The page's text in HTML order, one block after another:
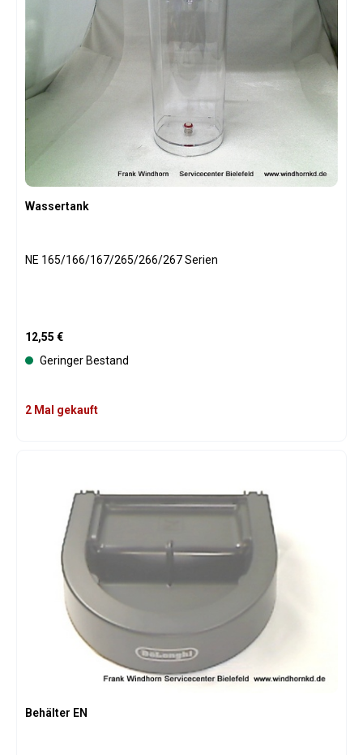
Wassertank
NE 165/166/167/265/266/267 Serien
Regulärer Preis:
12,55 €
Geringer Bestand
2 Mal gekauft
Behälter EN